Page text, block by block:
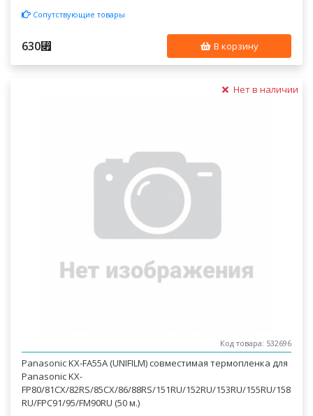
Сопутствующие товары
630⃏ В корзину
Нет в наличии
Код товара: 532696
Panasonic KX-FA55A (UNIFILM) совместимая термопленка для
Panasonic KX-
FP80/81CX/82RS/85CX/86/88RS/151RU/152RU/153RU/155RU/158
RU/FPC91/95/FM90RU (50 м.)